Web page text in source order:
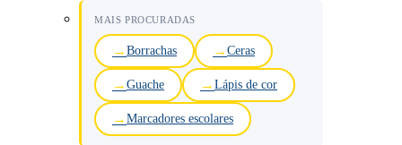
MAIS PROCURADAS
Borrachas Ceras
Guache Lápis de cor
Marcadores escolares